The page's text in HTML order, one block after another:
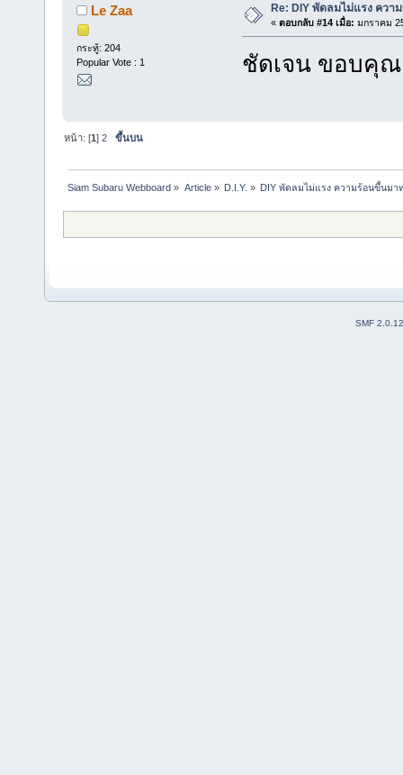
Le Zaa
กระทู้: 204
Popular Vote : 1
Re: DIY พัดลมไม่แรง คว
« ตอบกลับ #14 เมื่อ: มกราคม
ชัดเจน ขอบคุ
หน้า: [1]2 ขึ้นบน
Siam Subaru Webboard » Article» D.I.Y. » DIY พัดลมไม่แรง ความร้อนขึ้นมา
SMF 2.0.12